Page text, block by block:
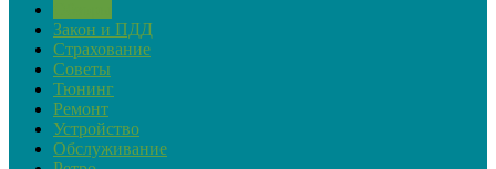
Закон и ПДД
Страхование
Советы
Тюнинг
Ремонт
Устройство
Обслуживание